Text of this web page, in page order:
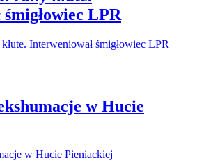
LPR
w Hucie